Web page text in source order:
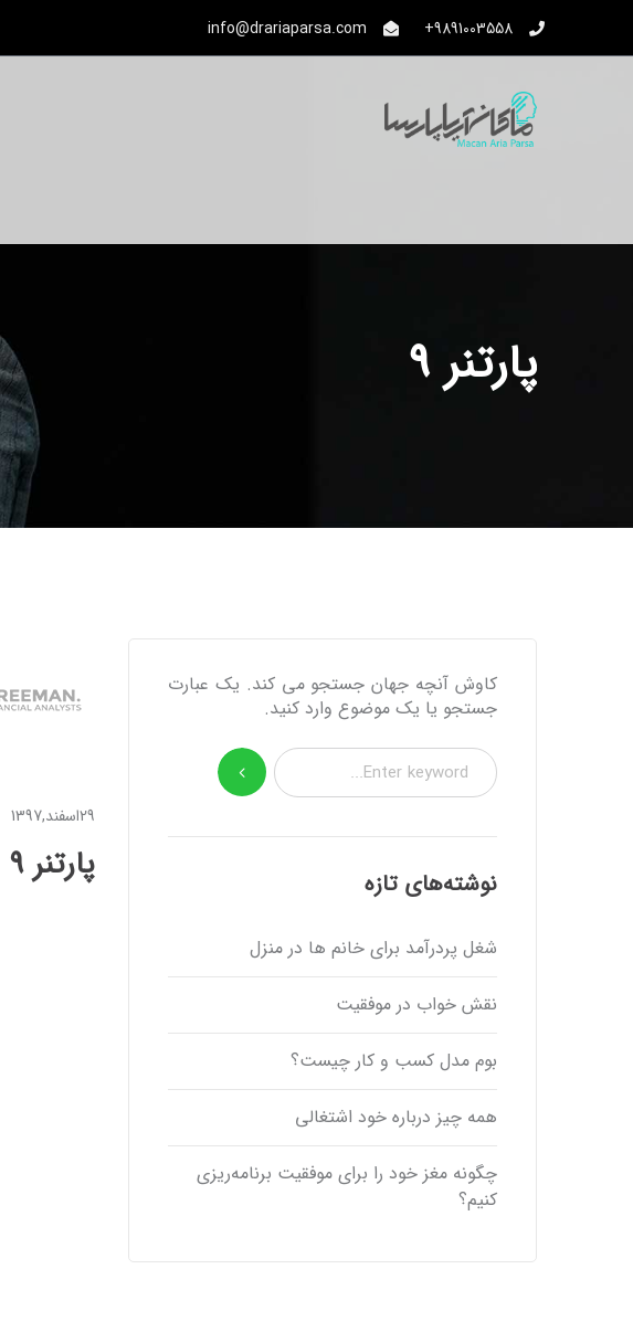
9891003558+
info@drariaparsa.com
پارتنر 9
29اسفند,1397
پارتنر 9
کاوش آنچه جهان جستجو می کند. یک عبارت
جستجو یا یک موضوع وارد کنید.
نوشته‌های تازه
شغل پردرآمد برای خانم ها در منزل
نقش خواب در موفقیت
بوم مدل کسب و کار چیست؟
همه چیز درباره خود اشتغالی
چگونه مغز خود را برای موفقیت برنامه‌ریزی
کنیم؟